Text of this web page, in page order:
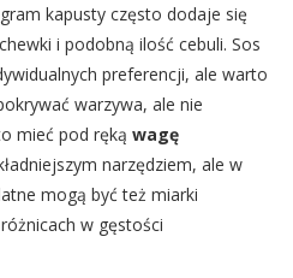
kapusty często dodaje się
i podobną ilość cebuli. Sos
preferencji, ale warto
warzywa, ale nie
mieć pod ręką wagę
narzędziem, ale w
mogą być też miarki
w gęstości